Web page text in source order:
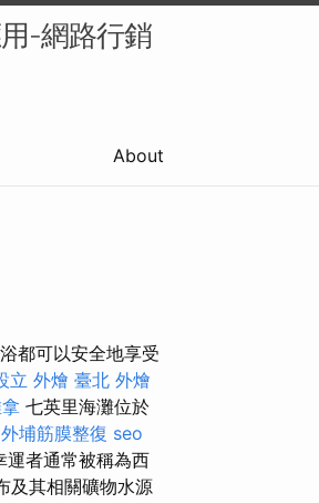
-網路行銷
About
都可以安全地享受
立 外燴 臺北 外燴
七英里海灘位於
外埔筋膜整復 seo
運者通常被稱為西
及其相關礦物水源